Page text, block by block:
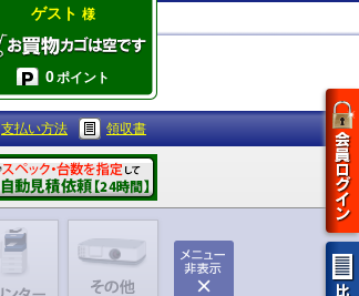
ゲスト 様
0ポイント
支払い方法 領収書